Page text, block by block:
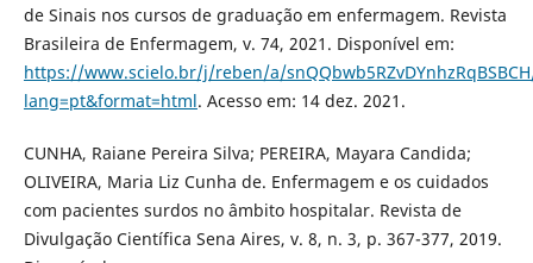
de Sinais nos cursos de graduação em enfermagem. Revista
Brasileira de Enfermagem, v. 74, 2021. Disponível em:
https://www.scielo.br/j/reben/a/
lang=pt&format=html. Acesso em: 14 dez. 2021.
CUNHA, Raiane Pereira Silva; PEREIRA, Mayara Candida;
OLIVEIRA, Maria Liz Cunha de. Enfermagem e os cuidados
com pacientes surdos no âmbito hospitalar. Revista de
Divulgação Científica Sena Aires, v. 8, n. 3, p. 367-377, 2019.